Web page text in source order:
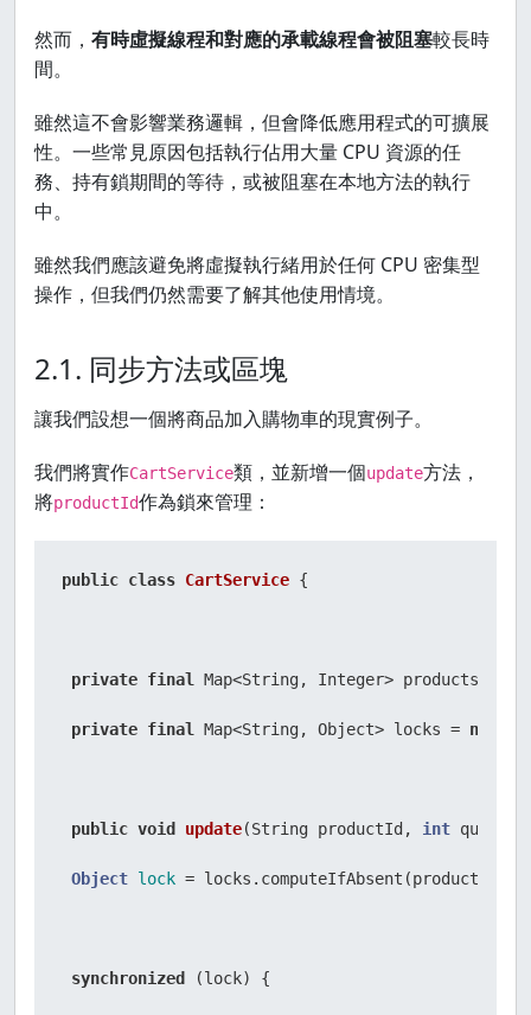
然而， 有時虛擬線程和對應的承載線程會被阻塞較長時
間。
雖然這不會影響業務邏輯，但會降低應用程式的可擴展
性。一些常見原因包括執行佔用大量 CPU 資源的任
務、持有鎖期間的等待，或被阻塞在本地方法的執行
中。
雖然我們應該避免將虛擬執行緒用於任何 CPU 密集型
操作，但我們仍然需要了解其他使用情境。
2.1. 同步方法或區塊
讓我們設想一個將商品加入購物車的現實例子。
我們將實作CartService類，並新增一個update方法，
將productId作為鎖來管理：
public class CartService {
private final Map<String, Integer> products;
private final Map<String, Object> locks = new
public void update(String productId, int
Object lock = locks.computeIfAbsent(productId,
synchronized (lock) {